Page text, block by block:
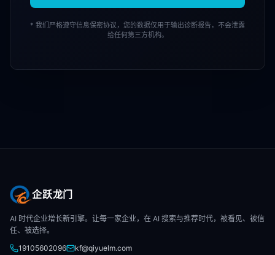
* 我们严格遵守信息保密协议，您的数据仅用于输出诊断报告，不会泄露
给任何第三方机构。
企跃龙门
AI 时代企业增长新引擎。让每一家企业，在 AI 搜索与推荐时代，被看见、被信
任、被选择。
19105602096
kf@qiyuelm.com